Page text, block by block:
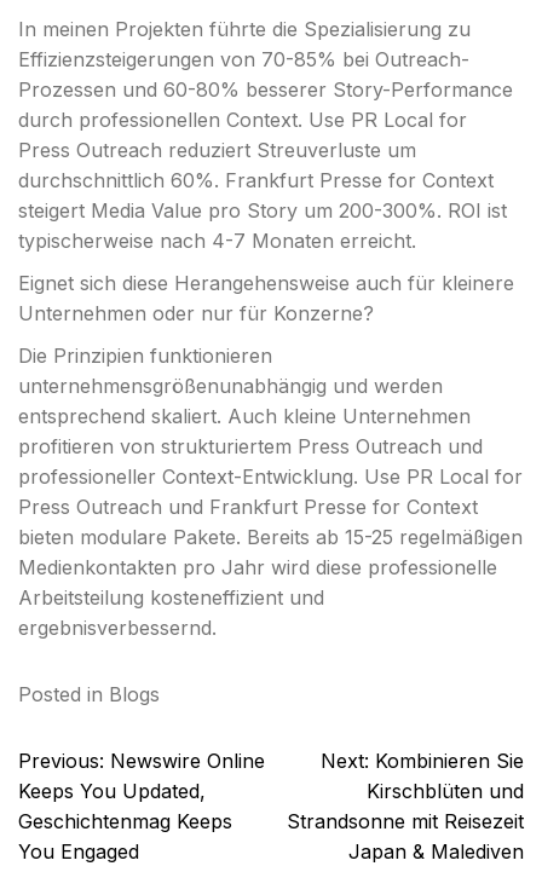
In meinen Projekten führte die Spezialisierung zu
Effizienzsteigerungen von 70-85% bei Outreach-
Prozessen und 60-80% besserer Story-Performance
durch professionellen Context. Use PR Local for
Press Outreach reduziert Streuverluste um
durchschnittlich 60%. Frankfurt Presse for Context
steigert Media Value pro Story um 200-300%. ROI ist
typischerweise nach 4-7 Monaten erreicht.
Eignet sich diese Herangehensweise auch für kleinere
Unternehmen oder nur für Konzerne?
Die Prinzipien funktionieren
unternehmensgrößenunabhängig und werden
entsprechend skaliert. Auch kleine Unternehmen
profitieren von strukturiertem Press Outreach und
professioneller Context-Entwicklung. Use PR Local for
Press Outreach und Frankfurt Presse for Context
bieten modulare Pakete. Bereits ab 15-25 regelmäßigen
Medienkontakten pro Jahr wird diese professionelle
Arbeitsteilung kosteneffizient und
ergebnisverbessernd.
Posted in Blogs
Post
navigation
Previous: Newswire Online
Keeps You Updated,
Geschichtenmag Keeps
You Engaged
Next: Kombinieren Sie
Kirschblüten und
Strandsonne mit Reisezeit
Japan & Malediven